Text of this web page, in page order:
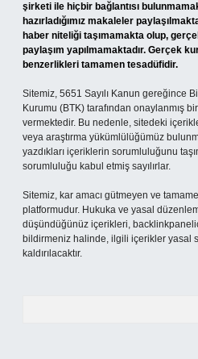
şirketi ile hiçbir bağlantısı
hazırladığımız makaleler
haber niteliği taşımamakta olup,
paylaşım yapılmamaktadır. Gerçek
benzerlikleri tamamen tesadüfidir.
Sitemiz, 5651 Sayılı Kanun gereğince
Kurumu (BTK) tarafından onaylanmış
vermektedir. Bu nedenle, sitedeki
veya araştırma yükümlülüğümüz
yazdıkları içeriklerin sorumluluğunu
sorumluluğu kabul etmiş sayılırlar.
Sitemiz, kar amacı gütmeyen ve
platformudur. Hukuka ve yasal
düşündüğünüz içerikleri,
bildirmeniz halinde, ilgili içerikler yasal
kaldırılacaktır.